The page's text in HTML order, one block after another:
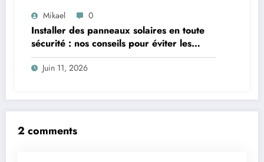
Mikael 0
Installer des panneaux solaires en toute
sécurité : nos conseils pour éviter les
pièges
Juin 11, 2026
2 comments